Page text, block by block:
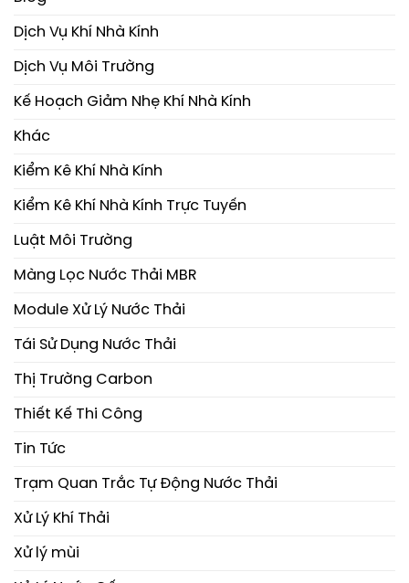
Dịch Vụ Khí Nhà Kính
Dịch Vụ Môi Trường
Kế Hoạch Giảm Nhẹ Khí Nhà Kính
Khác
Kiểm Kê Khí Nhà Kính
Kiểm Kê Khí Nhà Kính Trực Tuyến
Luật Môi Trường
Màng Lọc Nước Thải MBR
Module Xử Lý Nước Thải
Tái Sử Dụng Nước Thải
Thị Trường Carbon
Thiết Kế Thi Công
Tin Tức
Trạm Quan Trắc Tự Động Nước Thải
Xử Lý Khí Thải
Xử lý mùi